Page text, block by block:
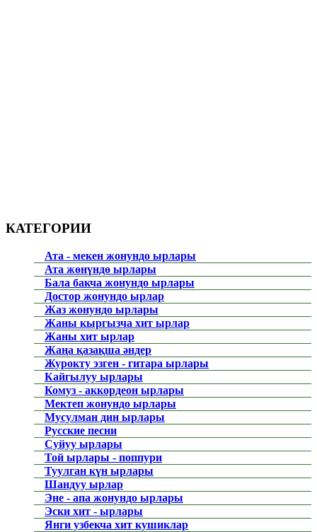
КАТЕГОРИИ
Ата - мекен жонундо ырлары
Ата жөнүндө ырлары
Бала бакча жонундо ырлары
Достор жонундо ырлар
Жаз жонундо ырлары
Жаны кыргызча хит ырлар
Жаны хит ырлар
Жаңа қазақша әндер
Журокту эзген - гитара ырлары
Кайгылуу ырлары
Комуз - аккордеон ырлары
Мектеп жонундо ырлары
Мусулман дин ырлары
Русские песни
Суйуу ырлары
Той ырлары - поппури
Туулган күн ырлары
Шандуу ырлар
Эне - апа жонундо ырлары
Эски хит - ырлары
Янги узбекча хит кушиклар